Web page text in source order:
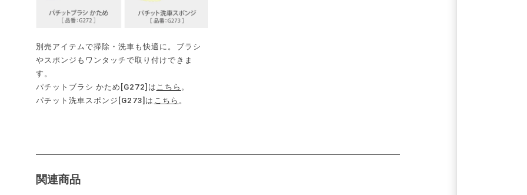
別売アイテムで掃除・洗車も快適に。ブラシ
やスポンジもワンタッチで取り付けできま
す。
パチットブラシ かため[G272]は こちら 。
パチット洗車スポンジ[G273]は こちら 。
関連商品